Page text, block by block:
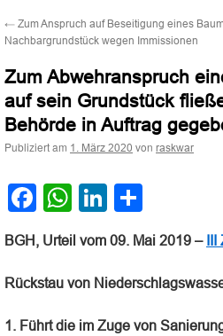
springen
← Zum Anspruch auf Beseitigung eines
Nachbargrundstück wegen Immissionen
Zum Abwehranspruch
auf sein Grundstück
Behörde in Auftrag
Publiziert am 1. März 2020 von raskwar
Facebook
WhatsApp
LinkedIn
BGH, Urteil vom 09. Mai 2019 –
Rückstau von
1. Führt die im Zuge von